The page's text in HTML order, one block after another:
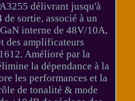
délivrant jusqu'à
sortie, associé à un
interne de 48V/10A,
des amplificateurs
Amélioré par la
la dépendance à la
les performances et la
de tonalité & mode